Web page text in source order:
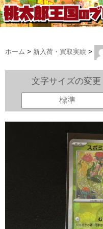
ホーム > 新入荷・買取実績 >
文字サイズの変更
標準